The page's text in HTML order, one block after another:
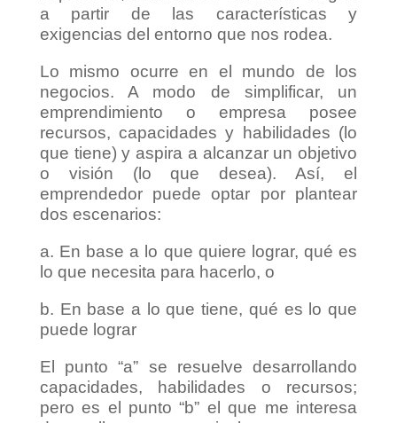
a partir de las características y
exigencias del entorno que nos rodea.
Lo mismo ocurre en el mundo de los
negocios. A modo de simplificar, un
emprendimiento o empresa posee
recursos, capacidades y habilidades (lo
que tiene) y aspira a alcanzar un objetivo
o visión (lo que desea). Así, el
emprendedor puede optar por plantear
dos escenarios:
a. En base a lo que quiere lograr, qué es
lo que necesita para hacerlo, o
b. En base a lo que tiene, qué es lo que
puede lograr
El punto “a” se resuelve desarrollando
capacidades, habilidades o recursos;
pero es el punto “b” el que me interesa